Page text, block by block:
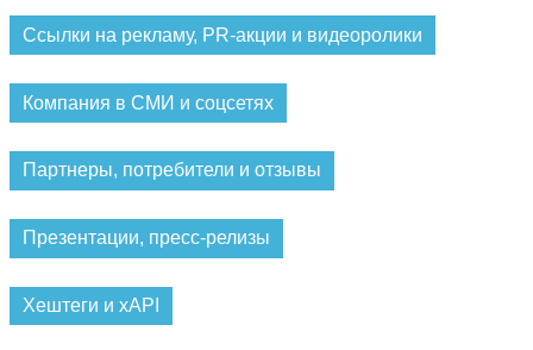
Ссылки на рекламу, PR-акции и видеоролики
Компания в СМИ и соцсетях
Партнеры, потребители и отзывы
Презентации, пресс-релизы
Хештеги и xAPI